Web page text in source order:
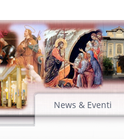
News & Eventi